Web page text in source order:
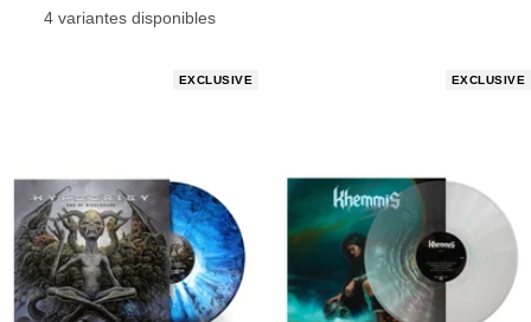
de
4 variantes disponibles
EXCLUSIVE EXCLUSIVE